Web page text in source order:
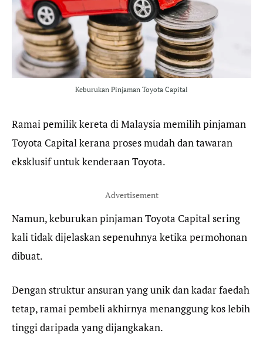
o
k
a
m
Keburukan Pinjaman Toyota Capital
Ramai pemilik kereta di Malaysia memilih pinjaman
Toyota Capital kerana proses mudah dan tawaran
eksklusif untuk kenderaan Toyota.
Advertisement
Namun, keburukan pinjaman Toyota Capital sering
kali tidak dijelaskan sepenuhnya ketika permohonan
dibuat.
Dengan struktur ansuran yang unik dan kadar faedah
tetap, ramai pembeli akhirnya menanggung kos lebih
tinggi daripada yang dijangkakan.